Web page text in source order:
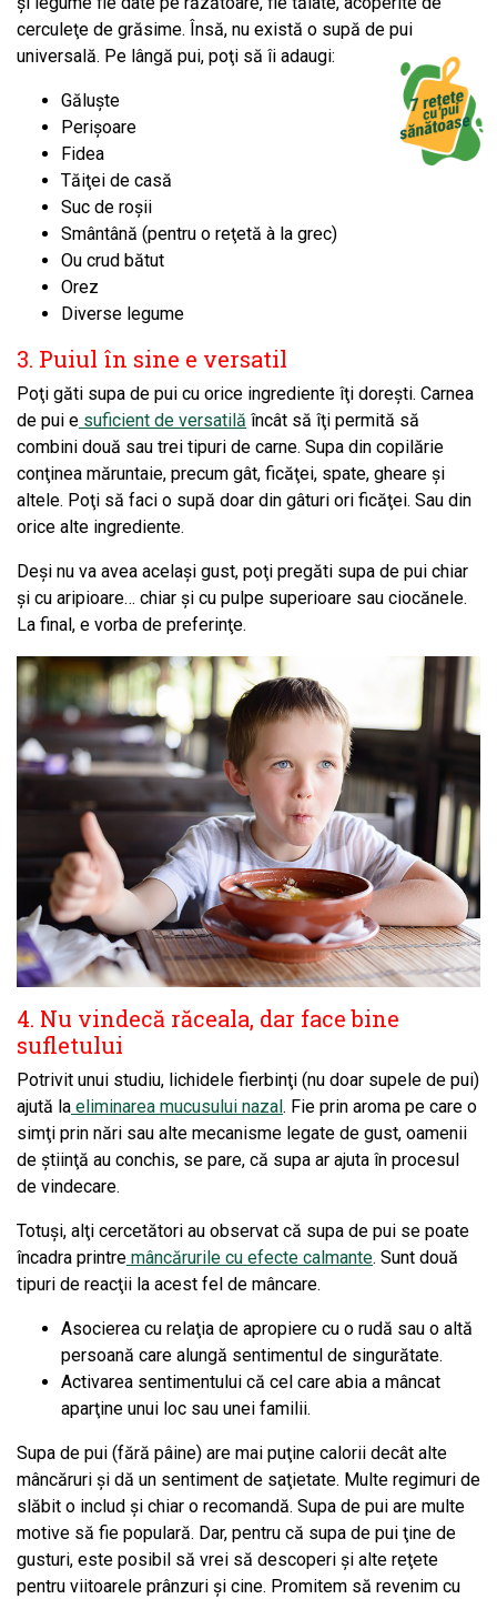
cerculeţe de grăsime. Însă, nu există o supă de pui
universală. Pe lângă pui, poţi să îi adaugi:
Găluşte
Perişoare
Fidea
Tăiţei de casă
Suc de roşii
Smântână (pentru o reţetă à la grec)
Ou crud bătut
Orez
Diverse legume
3. Puiul în sine e versatil
Poţi găti supa de pui cu orice ingrediente îţi doreşti. Carnea
de pui e suficient de versatilă încât să îţi permită să
combini două sau trei tipuri de carne. Supa din copilărie
conţinea măruntaie, precum gât, ficăţei, spate, gheare şi
altele. Poţi să faci o supă doar din gâturi ori ficăţei. Sau din
orice alte ingrediente.
Deşi nu va avea acelaşi gust, poţi pregăti supa de pui chiar
şi cu aripioare… chiar şi cu pulpe superioare sau ciocănele.
La final, e vorba de preferinţe.
4. Nu vindecă răceala, dar face bine
sufletului
Potrivit unui studiu, lichidele fierbinţi (nu doar supele de pui)
ajută la eliminarea mucusului nazal . Fie prin aroma pe care o
simţi prin nări sau alte mecanisme legate de gust, oamenii
de ştiinţă au conchis, se pare, că supa ar ajuta în procesul
de vindecare.
Totuşi, alţi cercetători au observat că supa de pui se poate
încadra printre mâncărurile cu efecte calmante. Sunt două
tipuri de reacţii la acest fel de mâncare.
Asocierea cu relaţia de apropiere cu o rudă sau o altă
persoană care alungă sentimentul de singurătate.
Activarea sentimentului că cel care abia a mâncat
aparţine unui loc sau unei familii.
Supa de pui (fără pâine) are mai puţine calorii decât alte
mâncăruri şi dă un sentiment de saţietate. Multe regimuri de
slăbit o includ şi chiar o recomandă. Supa de pui are multe
motive să fie populară. Dar, pentru că supa de pui ţine de
gusturi, este posibil să vrei să descoperi şi alte reţete
pentru viitoarele prânzuri şi cine. Promitem să revenim cu